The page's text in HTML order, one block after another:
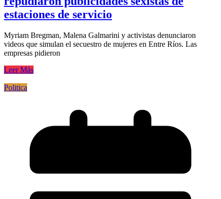
estaciones de servicio
Myriam Bregman, Malena Galmarini y activistas denunciaron
videos que simulan el secuestro de mujeres en Entre Ríos. Las
empresas pidieron
Leer Más
Politica